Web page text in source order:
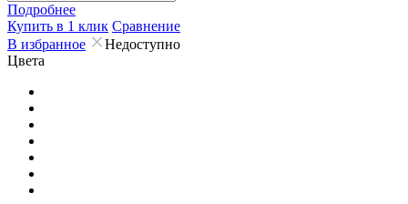
Подробнее
Купить в 1 клик Сравнение
В избранное
Недоступно
Цвета